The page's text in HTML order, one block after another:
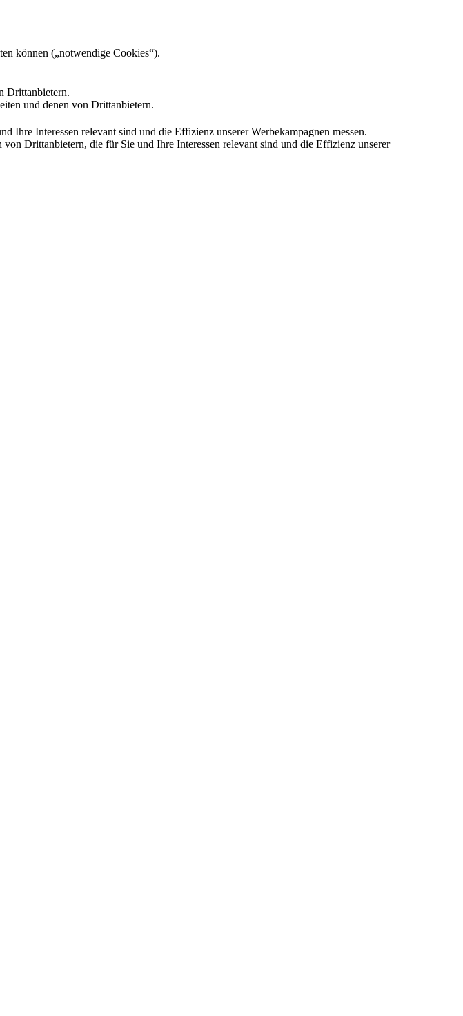
können („notwendige Cookies“).
Drittanbietern.
und denen von Drittanbietern.
Ihre Interessen relevant sind und die Effizienz unserer Werbekampagnen messen.
Drittanbietern, die für Sie und Ihre Interessen relevant sind und die Effizienz unserer